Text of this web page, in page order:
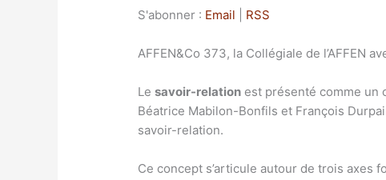
S'abonner : Email RSS
AFFEN&Co 373, la Collégiale de l’AFFEN
Lesavoir-relation est présenté comme un
Béatrice Mabilon-Bonfils et François
savoir-relation.
Ce concept s’articule autour de trois axes